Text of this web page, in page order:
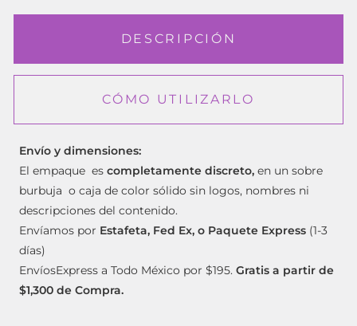
DESCRIPCIÓN
CÓMO UTILIZARLO
Envío y dimensiones:
El empaque es completamente discreto, en un sobre
burbuja o caja de color sólido sin logos, nombres ni
descripciones del contenido.
Envíamos por Estafeta, Fed Ex, o Paquete Express (1-3
días)
EnvíosExpress a Todo México por $195. Gratis a partir de
$1,300 de Compra.